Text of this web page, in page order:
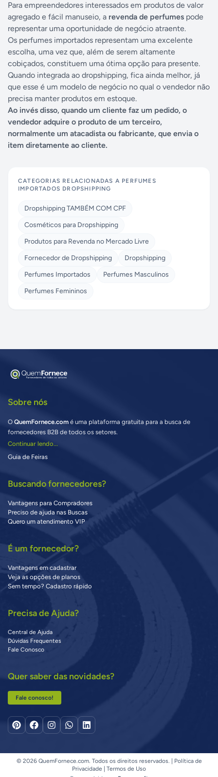
Para empreendedores interessados em produtos de valor
agregado e fácil manuseio, a revenda de perfumes pode
representar uma oportunidade de negócio atraente.
Os perfumes importados representam uma excelente
escolha, uma vez que, além de serem altamente
cobiçados, constituem uma ótima opção para presente.
Quando integrada ao dropshipping, fica ainda melhor, já
que esse é um modelo de negócio no qual o vendedor não
precisa manter produtos em estoque.
Ao invés disso, quando um cliente faz um pedido, o
vendedor adquire o produto de um terceiro,
normalmente um atacadista ou fabricante, que envia o
item diretamente ao cliente.
CATEGORIAS RELACIONADAS A PERFUMES
IMPORTADOS DROPSHIPPING
Dropshipping TAMBÉM COM CPF
Cosméticos para Dropshipping
Produtos para Revenda no Mercado Livre
Fornecedor de Dropshipping
Dropshipping
Perfumes Importados
Perfumes Masculinos
Perfumes Femininos
Sobre nós
O QuemFornece.com é uma plataforma gratuita para a busca de
fornecedores B2B de todos os setores.
Continuar lendo...
Guia de Feiras
Buscando fornecedores?
Vantagens para Compradores
Preciso de ajuda nas Buscas
Quero um atendimento VIP
É um fornecedor?
Vantagens em cadastrar
Veja as opções de planos
Sem tempo? Cadastro rápido
Precisa de Ajuda?
Central de Ajuda
Dúvidas Frequentes
Fale Conosco
Quer saber das novidades?
Fale conosco!
© 2026 QuemFornece.com. Todos os direitos reservados. |
Política de
Privacidade
Termos de Uso